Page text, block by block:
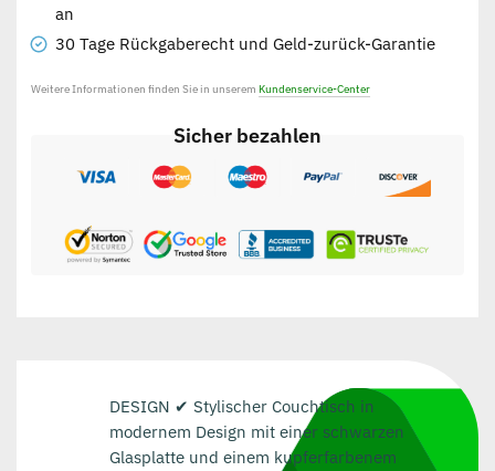
an
30 Tage Rückgaberecht und Geld-zurück-Garantie
Weitere Informationen finden Sie in unserem Kundenservice-Center
Sicher bezahlen
DESIGN ✔ Stylischer Couchtisch in
modernem Design mit einer schwarzen
Glasplatte und einem kupferfarbenem